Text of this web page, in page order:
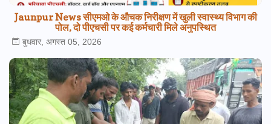
Jaunpur News सीएमओ के औचक निरीक्षण में खुली स्वास्थ्य विभाग की
पोल, दो पीएचसी पर कई कर्मचारी मिले अनुपस्थित
बुधवार, अगस्त 05, 2026